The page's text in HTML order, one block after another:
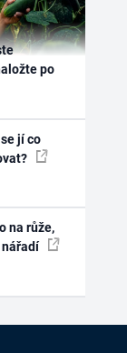
po
jí co
na růže,
nářadí